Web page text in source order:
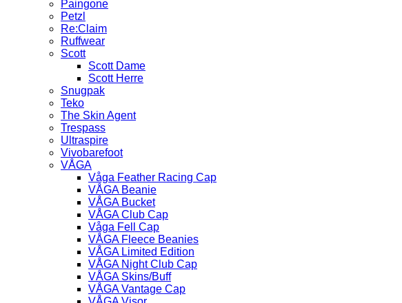
Paingone
Petzl
Re:Claim
Ruffwear
Scott
Scott Dame
Scott Herre
Snugpak
Teko
The Skin Agent
Trespass
Ultraspire
Vivobarefoot
VÅGA
Våga Feather Racing Cap
VÅGA Beanie
VÅGA Bucket
VÅGA Club Cap
Våga Fell Cap
VÅGA Fleece Beanies
VÅGA Limited Edition
VÅGA Night Club Cap
VÅGA Skins/Buff
VÅGA Vantage Cap